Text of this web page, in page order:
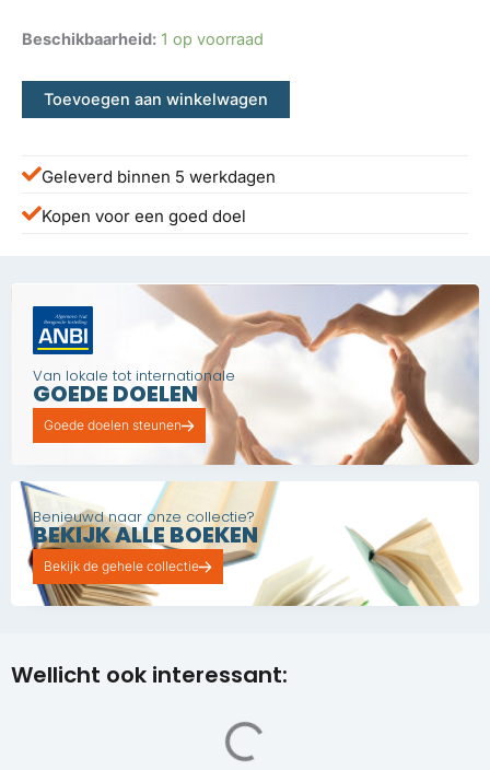
Beschikbaarheid: 1 op voorraad
Toevoegen aan winkelwagen
Geleverd binnen 5 werkdagen
Kopen voor een goed doel
Van lokale tot internationale
GOEDE DOELEN
Goede doelen steunen
Benieuwd naar onze collectie?
BEKIJK ALLE BOEKEN
Bekijk de gehele collectie
Wellicht ook interessant: